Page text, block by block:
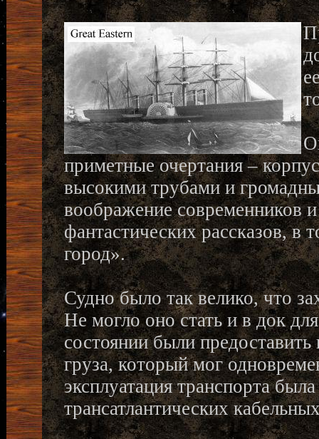
приметные очертания –
высокими трубами и
воображение современников
фантастических рассказов,
город».
Судно было так велико, что
Не могло оно стать и в док
состоянии были
груза, который мог
эксплуатация транспорта
трансатлантических